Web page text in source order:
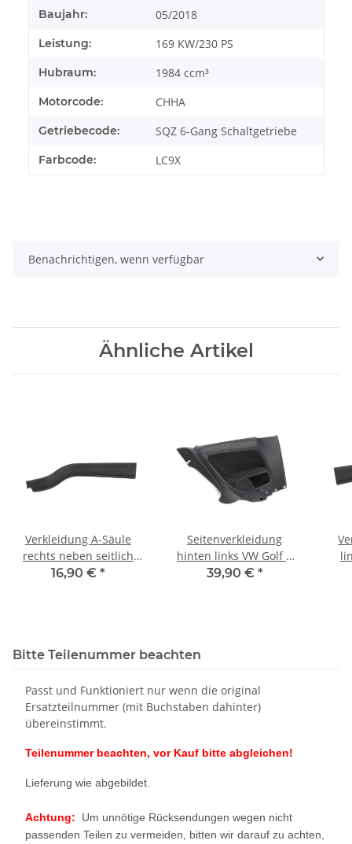
Baujahr: 05/2018
Leistung: 169 KW/230 PS
Hubraum: 1984 ccm³
Motorcode: CHHA
Getriebecode: SQZ 6-Gang Schaltgetriebe
Farbcode: LC9X
Benachrichtigen, wenn verfügbar
Ähnliche Artikel
Verkleidung A-Säule
rechts neben seitlich
Armaturenbrett
16,90 € *
Seitenverkleidung
hinten links VW Golf 7
5G GTI titanschwarz
39,90 € *
Bitte Teilenummer beachten
Passt und Funktioniert nur wenn die original
Ersatzteilnummer (mit Buchstaben dahinter)
übereinstimmt.
Teilenummer beachten, vor Kauf bitte abgleichen!
Lieferung wie abgebildet.
Achtung: Um unnötige Rücksendungen wegen nicht
passenden Teilen zu vermeiden, bitten wir darauf zu achten,